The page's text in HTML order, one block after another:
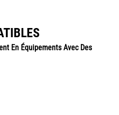
En Équipements Avec Des